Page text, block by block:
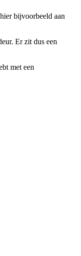
bijvoorbeeld aan
Er zit dus een
met een